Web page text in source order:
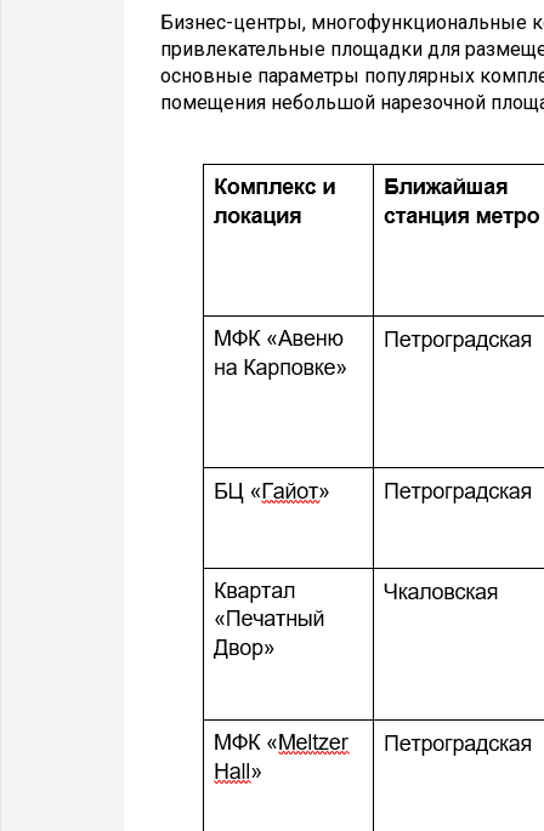
Бизнес-центры, многофункциональные
привлекательные площадки для
основные параметры популярных
помещения небольшой нарезочной